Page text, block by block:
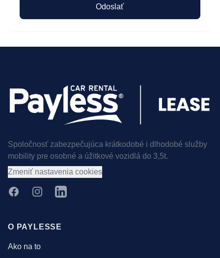
Odoslať
Spoločnosť zabezpečujúca krátkodobé i dlhodobé služby
mobility pre osobné a úžitkové vozidlá do 3,5t.
Zmeniť nastavenia cookies
FacebookInstagramLinkedIn
O PAYLESSE
Ako na to